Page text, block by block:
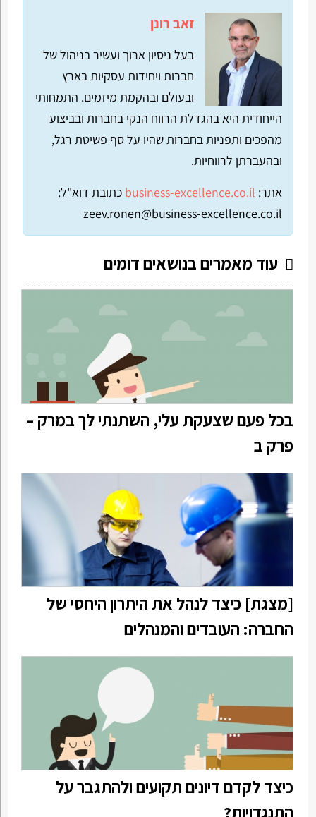
זאב רונן
בעל ניסיון ארוך ועשיר בניהול של
חברות ויחידות עסקיות בארץ
ובעולם ובהקמת מיזמים. התמחותי
הייחודית היא בהגדלת הרווח הנקי בחברות ובביצוע
מהפכים ותפניות בחברות שהיו על סף פשיטת רגל,
ובהעברתן לרווחיות.
אתר: business-excellence.co.il כתובת דוא"ל:
zeev.ronen@business-excellence.co.il
עוד מאמרים בנושאים דומים
בכל פעם שצעקת עלי, השתנתי לך במרק –
פרק ב
[מצגת] כיצד לנהל את היתרון היחסי של
החברה: העובדים והמנהלים
כיצד לקדם דיונים תקועים ולהתגבר על
התנגדויות?